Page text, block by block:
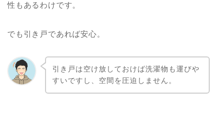
性もあるわけです。
でも引き戸であれば安心。
引き戸は空け放しておけば洗濯物も運びや
すいですし、空間を圧迫しません。